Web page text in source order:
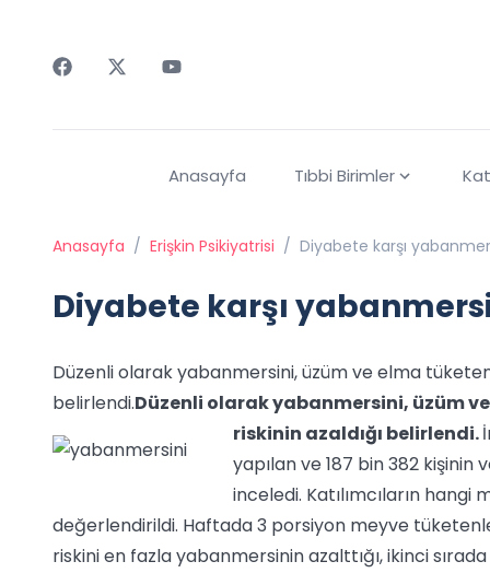
Anasayfa Tıbbi Birimler
Anasayfa / Erişkin Psikiyatrisi / Diyabete karşı
Diyabete karşı
Düzenli olarak yabanmersini, üzüm ve elma
belirlendi.Düzenli olarak yabanmersini, üzüm
riskinin azaldığı belirlendi.
yapılan ve 187 bin 382 kişinin
inceledi. Katılımcıların
değerlendirildi. Haftada 3 porsiyon meyve
riskini en fazla yabanmersinin azalttığı, ikinci